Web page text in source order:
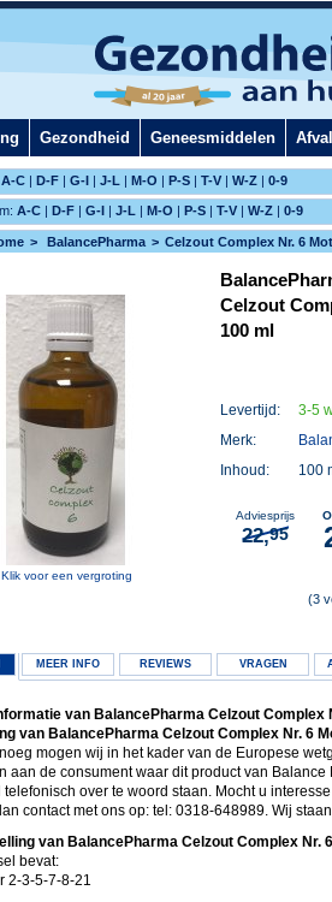
Gezondheid Geneesmiddelen
A-C | D-F | G-I | J-L | M-O | P-S | T-V | W-Z | 0-9
A-C | D-F | G-I | J-L | M-O | P-S | T-V | W-Z | 0-9
BalancePharma Celzout Complex Nr. 6
Klik voor een vergroting
Celzout
100 ml
Levertijd:
3-5
Merk:
Inhoud:
100
Adviesprijs
22,95
(3
MEER INFO REVIEWS VRAGEN
van BalancePharma Celzout Complex
van BalancePharma Celzout Complex Nr. 6
mogen wij in het kader van de Europese
aan de consument waar dit product van
telefonisch over te woord staan. Mocht u
contact met ons op: tel: 0318-648989. Wij
van BalancePharma Celzout Complex Nr.
bevat:
2-3-5-7-8-21